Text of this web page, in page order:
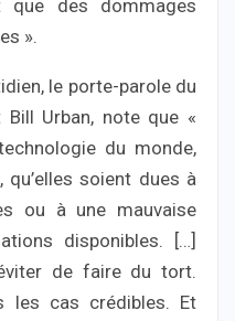
que des dommages
».
le porte-parole du
Urban, note que «
du monde,
soient dues à
ou à une mauvaise
disponibles. […]
de faire du tort.
les cas crédibles. Et